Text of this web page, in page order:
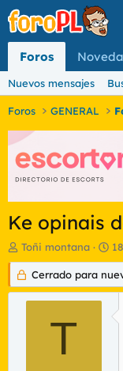
Foros
Nuevos mensajes
Foros GENERAL
Ke opinais
I
n
i
c
Toñi montana
F
e
c
h
d
Cerrado para
T